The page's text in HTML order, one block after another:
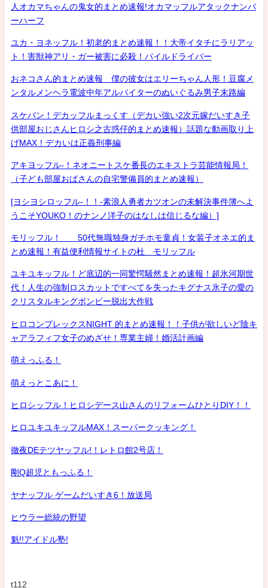
人オカマちゃんの鬼女的まとめ速報!オカマッフルアタックナンバ
ーハーフ
ユカ・ヨネッフル！初老的まとめ速報！！大帝イタチにラリアッ
ト！害獣神アリ・ガー被害に必殺！パイルドライバー
おネコさん的まとめ速報 僕の彼女はエリーちゃん人形！豆腐メ
ンタルメンヘラ電波中年アルバイターのぬいぐるみ男子末路編
スケバン！デカッフルまっくす（デカい強い2次元嫁だいすき子
供部屋おじさんヒロシ之古惑仔的まとめ速報）話題な動画取り上
げMAX！デカいは正義刑事編
アキヨッフル-！ネオニートスケ番長のエキストラ芸能情報局！
（子ども部屋おばさんの自宅警備員的まとめ速報）
[ヨシヨシロッフル-！！-素浪人勇者カツオンの未解決事件簿へよ
うこそYOUKO！のナンノ洋子のはなしは信じるな編）]
モリッフル！ 50代無職独身ガチホモ童貞！女装子オネエ的ま
とめ速報！有益便利情報サイトの杜 モリッフル
ユキユキッフル！ど底辺的一同驚愕騒然まとめ速報！超氷河期世
代！人生の強制ロスカットですべてを失ったキグナス氷子の愛の
クリスタルキングボンビー脱出大作戦
ヒロコンプレックスNIGHT 的まとめ速報！！子供が欲しいど陰キ
ャアラフィフ女子のめざせ！専業主婦！婚活計画編
萌えっふる！
萌えっとこあに！
ヒロシッフル！ヒロシデース山さんのリフォームひとりDIY！！
ヒロユキユキッフルMAX！スーパークッキング！
徹夜DEテツヤッフル!！レトロ館2号店！
剛Q超児ともっふる！
ヤナッフル ゲームだいすき6！放送局
ヒウラー総統の野望
魁!!アイドル塾!
t112